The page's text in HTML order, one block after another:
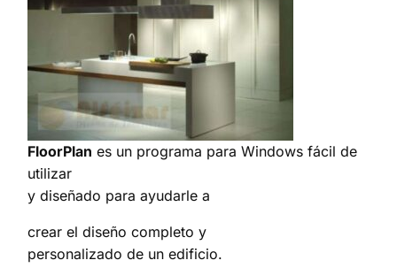
FloorPlan es un programa para Windows fácil de
utilizar
y diseñado para ayudarle a
crear el diseño completo y
personalizado de un edificio.